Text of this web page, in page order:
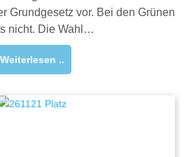
Grundgesetz vor. Bei den Grünen
nicht. Die Wahl…
Weiterlesen ..